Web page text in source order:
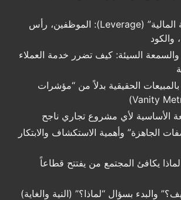
أنواع “الرافعة المالية” (Leverage): الموظفين، رأس
والكود
والسمعة السيئة: كيف تضرر خدمة العملاء
الحقيقية بدلاً من “مؤشرات
الأساسية لأي مشروع تجاري ناجح
الجاهزة” وأهمية الاستكشاف والابتكار
لماذا يكافئ المجتمع من يفتتح قطاعاً
والبدء بسؤال “لماذا؟” (النية والغاية)